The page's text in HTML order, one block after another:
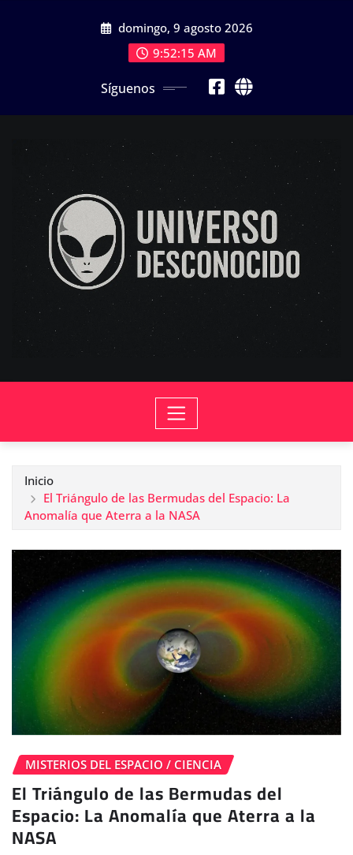
domingo, 9 agosto 2026
9:52:16 AM
Síguenos
Inicio
El Triángulo de las Bermudas del Espacio: La
Anomalía que Aterra a la NASA
MISTERIOS DEL ESPACIO / CIENCIA
El Triángulo de las Bermudas del
Espacio: La Anomalía que Aterra a la
NASA